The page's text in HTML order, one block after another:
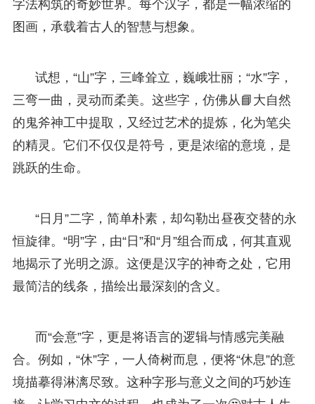
字法构筑的奇妙世界。每个汉字，都是一幅浓缩的
图画，承载着古人的智慧与想象。
试想，“山”字，三峰耸立，巍峨壮丽；“水”字，
三弯一曲，灵动而柔美。这些字，仿佛从📘大自然
的鬼斧神工中提取，又经过艺术的提炼，化为笔尖
的精灵。它们不仅仅是符号，更是浓缩的意境，是
跳跃的生命。
“日月”二字，简单朴素，却勾勒出昼夜交替的永
恒旋律。“明”字，由“日”和“月”组合而成，何其直观
地揭示了光明之源。这便是汉字的神奇之处，它用
最简洁的线条，描绘出最深刻的含义。
而“会意”字，更是将语言的逻辑与情感完美融
合。例如，“休”字，一人倚树而息，便将“休息”的意
境描摹得淋漓尽致。这种字形与意义之间的巧妙连